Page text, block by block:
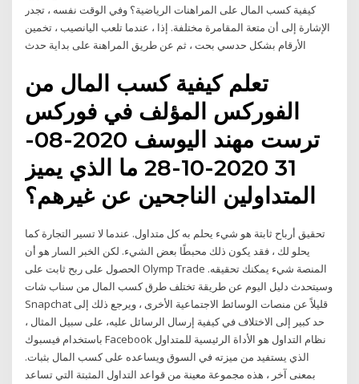
كيفية كسب المال على المراهنات الرياضية؟ وفي الوقت نفسه ، تجدر
الإشارة إلى أن متعة المقامرة مختلفة. إذا ، عندما تلعب اليانصيب ، تخمين
الأرقام بشكل حدسي بحت ، ثم عن طريق المراهنة على بداية حدث
تعلم كيفية كسب المال من
الفوركس المؤلف في فوركس
ترست مهند اليوسف 2020-08-
31 2020-10-28 ما الذي يميز
المتداولين الناجحين عن غيرهم؟
تحقيق أرباح ثابتة هو شيء يحلم به كل متداول. عندما لا تسير التجارة كما
يحلو لك ، فقد يكون ذلك محبطًا بعض الشيء. لكن الخبر السار هو أن
الحصول على ربح ثابت على Olymp Trade المنصة شيء يمكنك تحقيقه.
وسيتحدث دليل اليوم عن طريقة تختلف طرق كسب المال من سناب شات
Snapchat قليلاً عن منصات الوسائط الاجتماعية الأخرى ، ويرجع ذلك إلى
حد كبير إلى الاختلاف في كيفية إرسال الرسائل عليه، على سبيل المثال ،
باستخدام فيسبوك Facebook نظام التداول هو الأداة الرئيسية للمتداول
الذي يستفيد من ميزته في السوق ويساعده على كسب المال بثبات.
بمعنى آخر ، هذه مجموعة معينة من قواعد التداول المثبتة التي تساعد